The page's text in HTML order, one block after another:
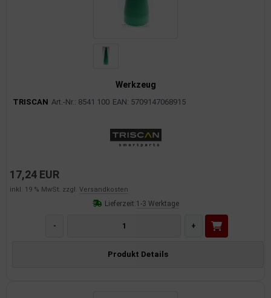
Werkzeug
TRISCAN Art.-Nr.: 8541 100 EAN: 5709147068915
17,24 EUR
inkl. 19 % MwSt. zzgl. Versandkosten
Lieferzeit:1-3 Werktage
- +
Produkt Details